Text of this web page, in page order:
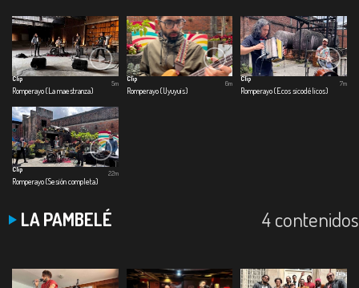
Clip
Romperayo (La maestranza)
5m
Clip
Romperayo (Uyuyuis)
6m
Clip
Romperayo (Ecos sicodélicos)
7m
Clip
Romperayo (Sesión completa)
22m
LA PAMBELÉ 4 contenidos